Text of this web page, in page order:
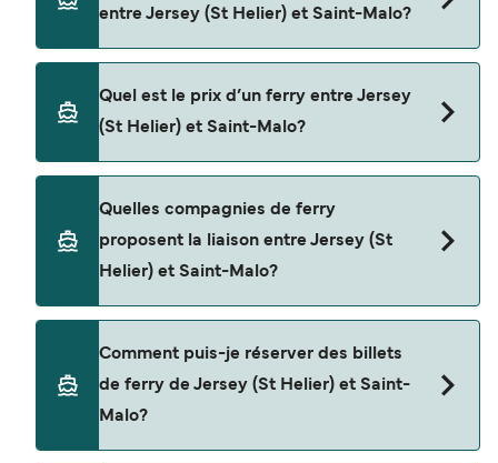
entre Jersey (St Helier) et Saint-Malo?
Malo est d'environ 1 heure 55 minutes. La durée
des traversées peut varier d'une saison à l'autre.
Nous vous conseillons donc de vérifier ce qu'il en
Quel est le prix d’un ferry entre Jersey
(St Helier) et Saint-Malo?
prix moyen de Jersey (St Helier) à Saint-Malo est
de $243. Prix hors frais de réservation.
Quelles compagnies de ferry
proposent la liaison entre Jersey (St
Helier) et Saint-Malo?
Comment puis-je réserver des billets
de ferry de Jersey (St Helier) et Saint-
Malo?